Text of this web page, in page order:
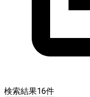
検索結果16件